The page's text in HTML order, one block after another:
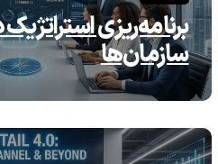
برنامه‌ریزی
سازمان‌ها